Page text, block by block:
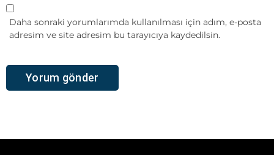
Daha sonraki yorumlarımda kullanılması için adım, e-posta
adresim ve site adresim bu tarayıcıya kaydedilsin.